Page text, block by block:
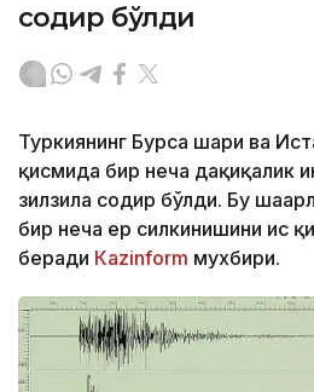
содир бўлди
Туркиянинг Бурса шаҳри ва
қисмида бир неча дақиқалик
зилзила содир бўлди. Бу
бир неча ер силкинишини ҳис
беради Кazinform мухбири.